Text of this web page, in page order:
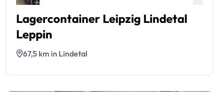
Lagercontainer Leipzig Lindetal
Leppin
67,5 km in Lindetal